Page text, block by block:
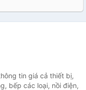
tin giá cả thiết bị,
bếp các loại, nồi điện,